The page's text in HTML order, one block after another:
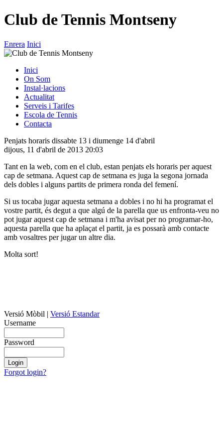
Club de Tennis Montseny
Enrera Inici
Inici
On Som
Instal·lacions
Actualitat
Serveis i Tarifes
Escola de Tennis
Contacta
Penjats horaris dissabte 13 i diumenge 14 d'abril
dijous, 11 d'abril de 2013 20:03
Tant en la web, com en el club, estan penjats els horaris per aquest
cap de setmana. Aquest cap de setmana es juga la segona jornada
dels dobles i alguns partits de primera ronda del femení.
Si us tocaba jugar aquesta setmana a dobles i no hi ha programat el
vostre partit, és degut a que algú de la parella que us enfronta-veu no
pot jugar aquest cap de setmana i m'ha avisat per no programar-ho,
aquesta parella que ha aplaçat el partit, ja es possarà amb contacte
amb vosaltres per jugar un altre dia.
Molta sort!
Versió Mòbil | Versió Estandar
Username
Password
Forgot login?